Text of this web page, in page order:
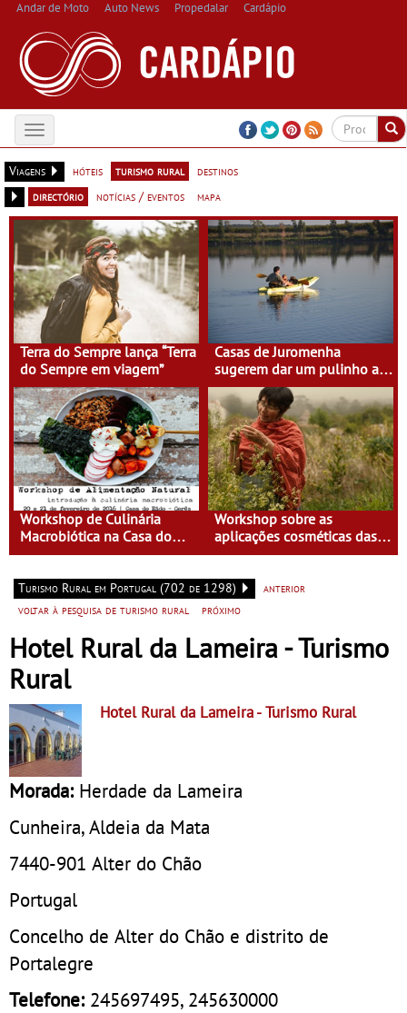
Andar de Moto Auto News Propedalar Cardápio
Toggle
navigation
Viagens
hóteis turismo rural
destinos
directório
notícias / eventos mapa
Terra do Sempre lança “Terra
do Sempre em viagem”
Casas de Juromenha
sugerem dar um pulinho a
Espanha de caiaque
Workshop de Culinária
Macrobiótica na Casa do
Eido
Workshop sobre as
aplicações cosméticas das
plantas na Casa do Eido –
Turismo Rural em Portugal (702 de 1298)
anterior
voltar à pesquisa de turismo rural
próximo
Hotel Rural da Lameira - Turismo
Rural
Hotel Rural da Lameira- Turismo Rural
Morada: Herdade da Lameira
Cunheira, Aldeia da Mata
7440-901 Alter do Chão
Portugal
Concelho de Alter do Chão e distrito de
Portalegre
Telefone: 245697495, 245630000